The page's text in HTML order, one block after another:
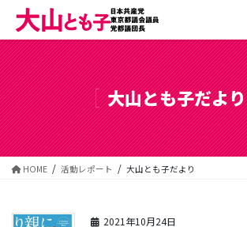
コ
ン
テ
ン
ツ
へ
ス
キ
ナ
ビ
ゲ
ー
シ
ョ
ン
に
大山とも子だより
HOME 活動レポート 大山とも子だより
2021年10月24日